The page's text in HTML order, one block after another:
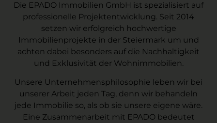
Die EPADO Immobilien GmbH ist spezialisiert auf
professionelle Projektentwicklung. Seit 2014
setzen wir erfolgreich hochwertige
Immobilienprojekte in der Steiermark um und
achten dabei besonders auf die Nachhaltigkeit
und Exklusivität der Wohnimmobilien.
Unsere Unternehmensphilosophie leben wir bei
unserer Arbeit jeden Tag, denn wir behandeln
jede Immobilie so, als ob sie unsere eigene wäre.
Eine Zusammenarbeit mit EPADO bedeutet